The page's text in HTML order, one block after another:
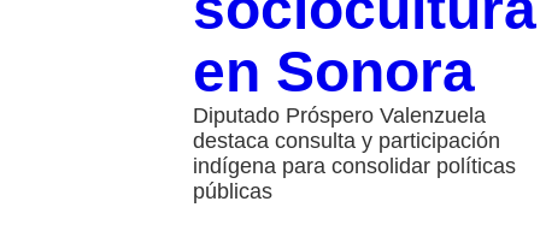
en Sonora
Diputado Próspero Valenzuela
destaca consulta y participación
indígena para consolidar políticas
públicas